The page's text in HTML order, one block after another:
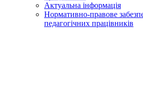
Актуальна інформація
Нормативно-правове
педагогічних працівників